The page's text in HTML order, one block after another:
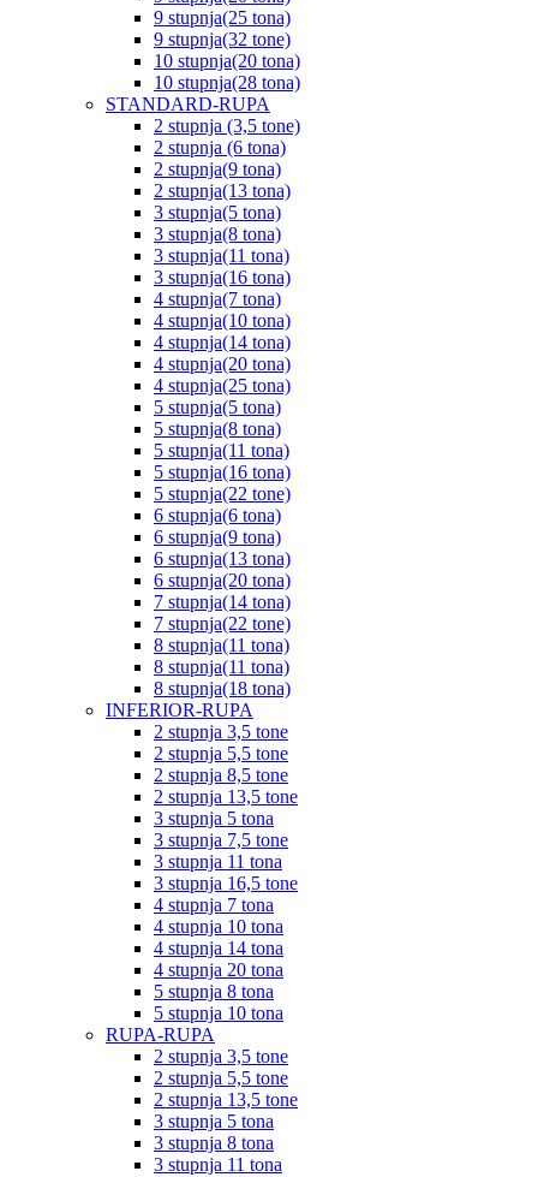
9 stupnja(25 tona)
9 stupnja(32 tone)
10 stupnja(20 tona)
10 stupnja(28 tona)
STANDARD-RUPA
2 stupnja (3,5 tone)
2 stupnja (6 tona)
2 stupnja(9 tona)
2 stupnja(13 tona)
3 stupnja(5 tona)
3 stupnja(8 tona)
3 stupnja(11 tona)
3 stupnja(16 tona)
4 stupnja(7 tona)
4 stupnja(10 tona)
4 stupnja(14 tona)
4 stupnja(20 tona)
4 stupnja(25 tona)
5 stupnja(5 tona)
5 stupnja(8 tona)
5 stupnja(11 tona)
5 stupnja(16 tona)
5 stupnja(22 tone)
6 stupnja(6 tona)
6 stupnja(9 tona)
6 stupnja(13 tona)
6 stupnja(20 tona)
7 stupnja(14 tona)
7 stupnja(22 tone)
8 stupnja(11 tona)
8 stupnja(11 tona)
8 stupnja(18 tona)
INFERIOR-RUPA
2 stupnja 3,5 tone
2 stupnja 5,5 tone
2 stupnja 8,5 tone
2 stupnja 13,5 tone
3 stupnja 5 tona
3 stupnja 7,5 tone
3 stupnja 11 tona
3 stupnja 16,5 tone
4 stupnja 7 tona
4 stupnja 10 tona
4 stupnja 14 tona
4 stupnja 20 tona
5 stupnja 8 tona
5 stupnja 10 tona
RUPA-RUPA
2 stupnja 3,5 tone
2 stupnja 5,5 tone
2 stupnja 13,5 tone
3 stupnja 5 tona
3 stupnja 8 tona
3 stupnja 11 tona